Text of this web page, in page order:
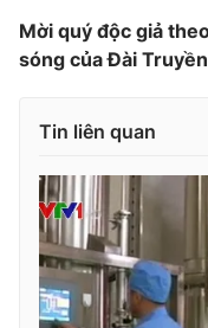
Chất lượng cuộc
Học trực tuyến
Công nghệ
Hitech Công nghệ
Sản phẩm
Tư vấn
Chuyên mục khác
Emagazine
Mời quý độc giả
sóng của Đài
Tin liên quan